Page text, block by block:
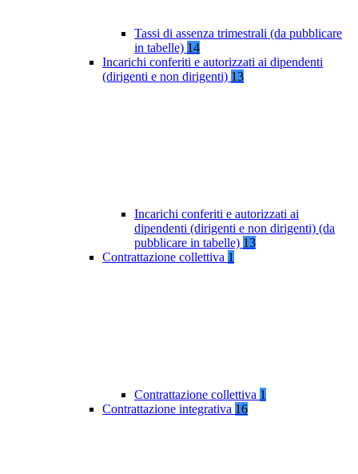
Tassi di assenza trimestrali (da pubblicare
in tabelle) 14
Incarichi conferiti e autorizzati ai dipendenti
(dirigenti e non dirigenti) 13
Incarichi conferiti e autorizzati ai
dipendenti (dirigenti e non dirigenti) (da
pubblicare in tabelle) 13
Contrattazione collettiva 1
Contrattazione collettiva 1
Contrattazione integrativa 16